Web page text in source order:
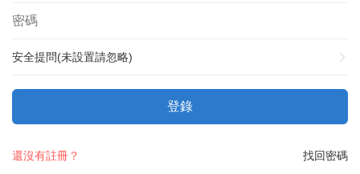
安全提問(未設置請忽略)
登錄
找回密碼
還沒有註冊？